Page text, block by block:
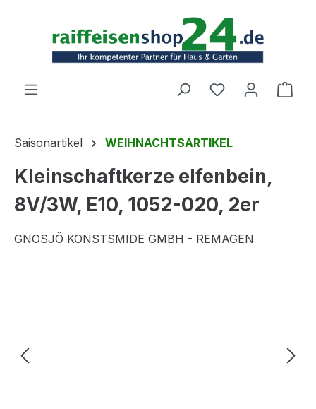
Saisonartikel WEIHNACHTSARTIKEL
Kleinschaftkerze elfenbein,
8V/3W, E10, 1052-020, 2er
GNOSJÖ KONSTSMIDE GMBH - REMAGEN